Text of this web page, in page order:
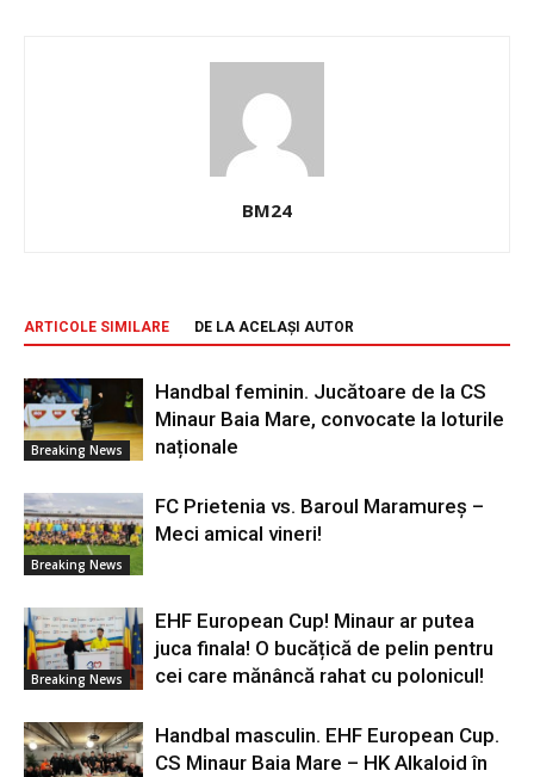
BM24
ARTICOLE SIMILARE DE LA ACELAȘI AUTOR
Breaking News
Handbal feminin. Jucătoare de la CS
Minaur Baia Mare, convocate la loturile
naționale
Breaking News
FC Prietenia vs. Baroul Maramureș –
Meci amical vineri!
Breaking News
EHF European Cup! Minaur ar putea
juca finala! O bucățică de pelin pentru
cei care mănâncă rahat cu polonicul!
Handbal masculin. EHF European Cup.
CS Minaur Baia Mare – HK Alkaloid în